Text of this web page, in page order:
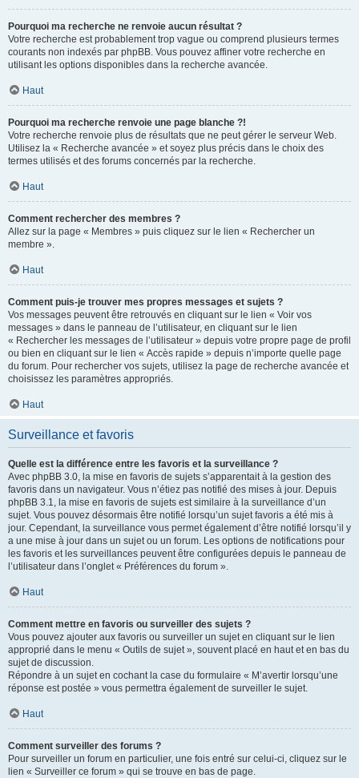
Pourquoi ma recherche ne renvoie aucun résultat ?
Votre recherche est probablement trop vague ou comprend plusieurs termes
courants non indexés par phpBB. Vous pouvez affiner votre recherche en
utilisant les options disponibles dans la recherche avancée.
Haut
Pourquoi ma recherche renvoie une page blanche ?!
Votre recherche renvoie plus de résultats que ne peut gérer le serveur Web.
Utilisez la « Recherche avancée » et soyez plus précis dans le choix des
termes utilisés et des forums concernés par la recherche.
Haut
Comment rechercher des membres ?
Allez sur la page « Membres » puis cliquez sur le lien « Rechercher un
membre ».
Haut
Comment puis-je trouver mes propres messages et sujets ?
Vos messages peuvent être retrouvés en cliquant sur le lien « Voir vos
messages » dans le panneau de l’utilisateur, en cliquant sur le lien
« Rechercher les messages de l’utilisateur » depuis votre propre page de profil
ou bien en cliquant sur le lien « Accès rapide » depuis n’importe quelle page
du forum. Pour rechercher vos sujets, utilisez la page de recherche avancée et
choisissez les paramètres appropriés.
Haut
Surveillance et favoris
Quelle est la différence entre les favoris et la surveillance ?
Avec phpBB 3.0, la mise en favoris de sujets s’apparentait à la gestion des
favoris dans un navigateur. Vous n’étiez pas notifié des mises à jour. Depuis
phpBB 3.1, la mise en favoris de sujets est similaire à la surveillance d’un
sujet. Vous pouvez désormais être notifié lorsqu’un sujet favoris a été mis à
jour. Cependant, la surveillance vous permet également d’être notifié lorsqu’il y
a une mise à jour dans un sujet ou un forum. Les options de notifications pour
les favoris et les surveillances peuvent être configurées depuis le panneau de
l’utilisateur dans l’onglet « Préférences du forum ».
Haut
Comment mettre en favoris ou surveiller des sujets ?
Vous pouvez ajouter aux favoris ou surveiller un sujet en cliquant sur le lien
approprié dans le menu « Outils de sujet », souvent placé en haut et en bas du
sujet de discussion.
Répondre à un sujet en cochant la case du formulaire « M’avertir lorsqu’une
réponse est postée » vous permettra également de surveiller le sujet.
Haut
Comment surveiller des forums ?
Pour surveiller un forum en particulier, une fois entré sur celui-ci, cliquez sur le
lien « Surveiller ce forum » qui se trouve en bas de page.